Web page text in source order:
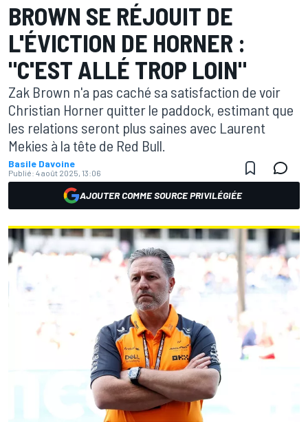
BROWN SE RÉJOUIT DE
L'ÉVICTION DE HORNER :
"C'EST ALLÉ TROP LOIN"
Zak Brown n'a pas caché sa satisfaction de voir
Christian Horner quitter le paddock, estimant que
les relations seront plus saines avec Laurent
Mekies à la tête de Red Bull.
Basile Davoine
Publié: 4 août 2025, 13:06
AJOUTER COMME SOURCE PRIVILÉGIÉE